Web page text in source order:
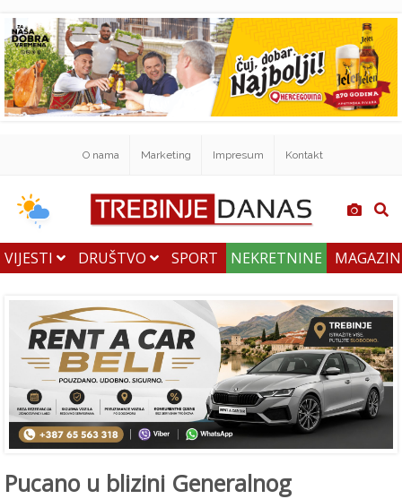
O nama Marketing Impresum Kontakt
VIJESTI DRUŠTVO SPORT NEKRETNINE
Pucano u blizini Generalnog